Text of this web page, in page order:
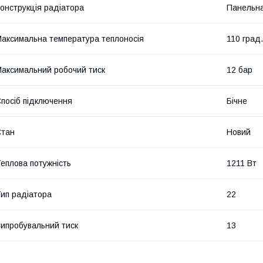
радіатора
температура теплоносія 110 град.
робочий тиск 12 бар
підключення Бічне
Новий
потужність 1211 Вт
радіатора 22
тиск 13